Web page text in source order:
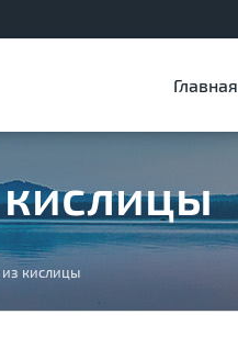
Главная
кислицы